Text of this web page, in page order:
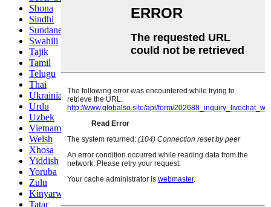
Shona
Sindhi
Sundanese
Swahili
Tajik
Tamil
Telugu
Thai
Ukrainian
Urdu
Uzbek
Vietnamese
Welsh
Xhosa
Yiddish
Yoruba
Zulu
Kinyarwanda
Tatar